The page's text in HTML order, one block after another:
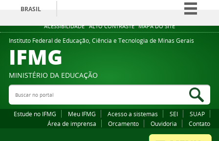
ACESSIBILIDADE ALTO CONTRASTE MAPA DO SITE
BRASIL
Simplifique!
Comunica BR
Legislação
Instituto Federal de Educação, Ciência e Tecnologia de Minas Gerais
IFMG
MINISTÉRIO DA EDUCAÇÃO
Buscar no portal
Estude no IFMG Meu IFMG Acesso a sistemas SEI
SUAP
Área de imprensa
Orcamento Ouvidoria Contato